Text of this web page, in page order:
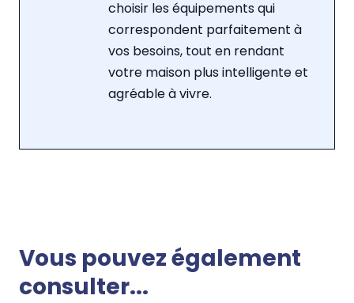
choisir les équipements qui
correspondent parfaitement à
vos besoins, tout en rendant
votre maison plus intelligente et
agréable à vivre.
Vous pouvez également
consulter...